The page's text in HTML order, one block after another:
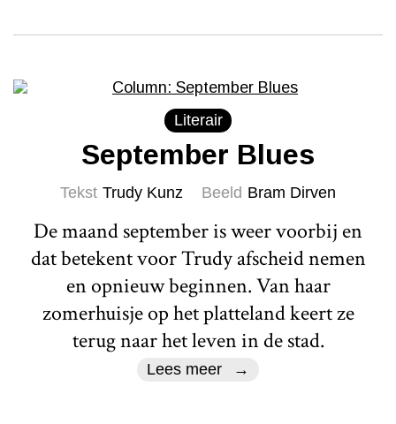
Literair
September Blues
Tekst Trudy Kunz Beeld Bram Dirven
De maand september is weer voorbij en
dat betekent voor Trudy afscheid nemen
en opnieuw beginnen. Van haar
zomerhuisje op het platteland keert ze
terug naar het leven in de stad.
Lees meer